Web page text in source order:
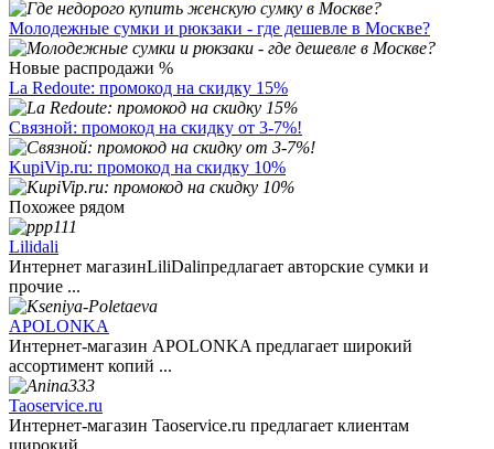
Молодежные сумки и рюкзаки - где дешевле в Москве?
Новые распродажи %
La Redoute: промокод на скидку 15%
Связной: промокод на скидку от 3-7%!
KupiVip.ru: промокод на скидку 10%
Похожее рядом
Lilidali
Интернет магазинLiliDaliпредлагает авторские сумки и
прочие ...
APOLONKA
Интернет-магазин APOLONKA предлагает широкий
ассортимент копий ...
Taoservice.ru
Интернет-магазин Taoservice.ru предлагает клиентам